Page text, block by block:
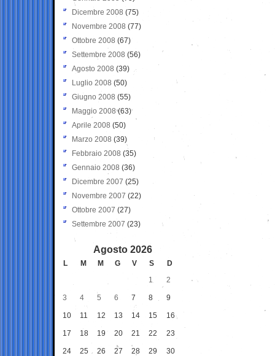
Dicembre 2008 (75)
Novembre 2008 (77)
Ottobre 2008 (67)
Settembre 2008 (56)
Agosto 2008 (39)
Luglio 2008 (50)
Giugno 2008 (55)
Maggio 2008(63)
Aprile 2008 (50)
Marzo 2008 (39)
Febbraio 2008 (35)
Gennaio 2008 (36)
Dicembre 2007 (25)
Novembre 2007 (22)
Ottobre 2007 (27)
Settembre 2007 (23)
Agosto 2026
L M M G V S
D
1
2
3 4 5 6 7 8 9
10 11 12 13 14 15 16
17 18 19 20 21 22 23
24 25 26 27 28 29 30